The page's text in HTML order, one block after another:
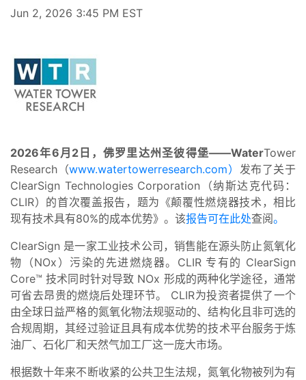
Jun 2, 2026 3:45 PM EST
2026年6月2日，佛罗里达州圣彼得堡——WaterTower
Research（www.watertowerresearch.com） 发布了关于
ClearSign Technologies Corporation（纳斯达克代码：
CLIR）的首次覆盖报告，题为《颠覆性燃烧器技术，相比
现有技术具有80%的成本优势》。该报告可在此处查阅。
ClearSign 是一家工业技术公司，销售能在源头防止氮氧化
物（NOx）污染的先进燃烧器。CLIR 专有的 ClearSign
Core™ 技术同时针对导致 NOx 形成的两种化学途径，通常
可省去昂贵的燃烧后处理环节。 CLIR为投资者提供了一个
由全球日益严格的氮氧化物法规驱动的、结构化且非可选的
合规周期，其经过验证且具有成本优势的技术平台服务于炼
油厂、石化厂和天然气加工厂这一庞大市场。
根据数十年来不断收紧的公共卫生法规，氮氧化物被列为有